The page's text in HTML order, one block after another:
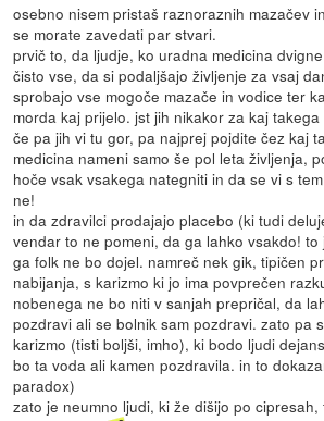
osebno nisem pristaš raznoraznih mazačev
se morate zavedati par stvari.
prvič to, da ljudje, ko uradna medicina
čisto vse, da si podaljšajo življenje za vsaj
sprobajo vse mogoče mazače in vodice ter
morda kaj prijelo. jst jih nikakor za kaj
če pa jih vi tu gor, pa najprej pojdite čez kaj
medicina nameni samo še pol leta življenja,
hoče vsak vsakega nategniti in da se vi s
ne!
in da zdravilci prodajajo placebo (ki tudi
vendar to ne pomeni, da ga lahko vsakdo!
ga folk ne bo dojel. namreč nek gik, tipičen
nabijanja, s karizmo ki jo ima povprečen
nobenega ne bo niti v sanjah prepričal, da
pozdravi ali se bolnik sam pozdravi. zato pa
karizmo (tisti boljši, imho), ki bodo ljudi
bo ta voda ali kamen pozdravila. in to
paradox)
zato je neumno ljudi, ki že dišijo po cipresah,